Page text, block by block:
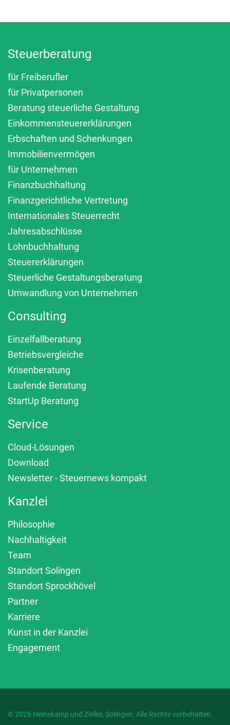
Steuerberatung
für Freiberufler
für Privatpersonen
Beratung steuerliche Gestaltung
Einkommensteuererklärungen
Erbschaften und Schenkungen
Immobilienvermögen
für Unternehmen
Finanzbuchhaltung
Finanzgerichtliche Vertretung
Internationales Steuerrecht
Jahresabschlüsse
Lohnbuchhaltung
Steuererklärungen
Steuerliche Gestaltungsberatung
Umwandlung von Unternehmen
Consulting
Einzelfallberatung
Betriebsvergleiche
Krisenberatung
Laufende Beratung
StartUp Beratung
Service
Cloud-Lösungen
Download
Newsletter - Steuernews kompakt
Kanzlei
Philosophie
Nachhaltigkeit
Team
Standort Solingen
Standort Sprockhövel
Partner
Karriere
Kunst in der Kanzlei
Engagement
© 2026 Heinekamp und Zielke, Solingen. Alle Rechte vorbehalten.